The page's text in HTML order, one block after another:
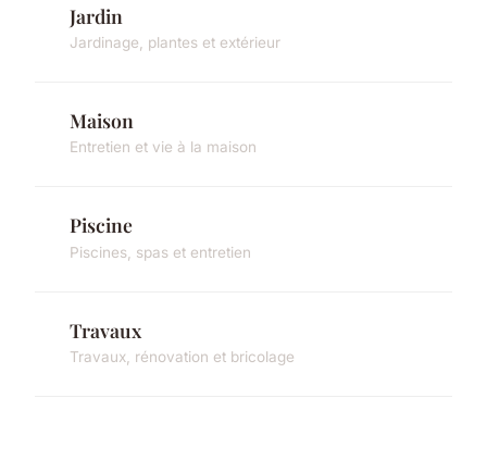
Jardin
Jardinage, plantes et extérieur
Maison
Entretien et vie à la maison
Piscine
Piscines, spas et entretien
Travaux
Travaux, rénovation et bricolage